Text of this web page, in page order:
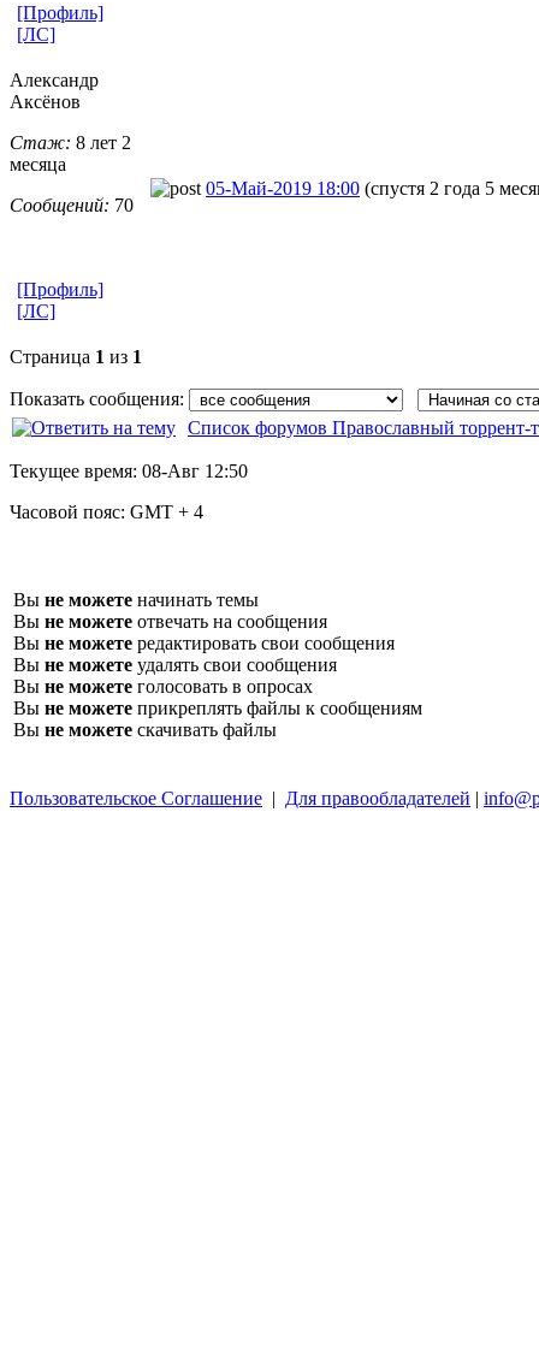
[Профиль]
[ЛС]
Александр
Аксёнов
Стаж: 8 лет 2
месяца
Сообщений: 70
05-Май-2019 18:00 (спустя 2 года 5
[Профиль]
[ЛС]
Страница 1 из 1
Показать сообщения:
Список форумов Православный торрент-
Текущее время: 08-Авг 12:50
Часовой пояс: GMT + 4
Вы не можете начинать темы
Вы не можете отвечать на сообщения
Вы не можете редактировать свои сообщения
Вы не можете удалять свои сообщения
Вы не можете голосовать в опросах
Вы не можете прикреплять файлы к сообщениям
Вы не можете скачивать файлы
Пользовательское Соглашение | Для правообладателей |